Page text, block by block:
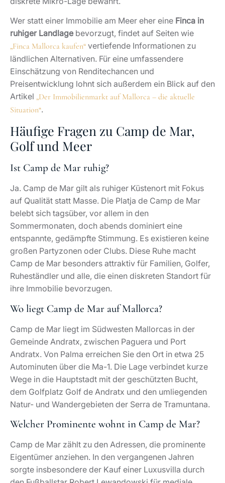
auf Qualität statt Masse. Die Platja de Camp de Mar
belebt sich tagsüber, vor allem in den
Sommermonaten, doch abends dominiert eine
entspannte, gedämpfte Stimmung. Es existieren keine
großen Partyzonen oder Clubs. Diese Ruhe macht
Camp de Mar besonders attraktiv für Familien, Golfer,
Ruheständler und alle, die einen diskreten Standort für
ihre Immobilie bevorzugen.
Wo liegt Camp de Mar auf Mallorca?
Camp de Mar liegt im Südwesten Mallorcas in der
Gemeinde Andratx, zwischen Paguera und Port
Autominuten über die Ma-1. Die Lage verbindet kurze
dem Golfplatz Golf de Andratx und den umliegenden
Natur- und Wandergebieten der Serra de Tramuntana.
Welcher Prominente wohnt in Camp de Mar?
Camp de Mar zählt zu den Adressen, die prominente
Eigentümer anziehen. In den vergangenen Jahren
sorgte insbesondere der Kauf einer Luxusvilla durch
den Fußballstar Robert Lewandowski für mediale
verschiedene Unternehmer, Künstler und Manager für
diskrete Atmosphäre. Der Artikel „Welche Promis leben
auf Mallorca?“ beleuchtet das Thema prominenter
Nachbarn ausführlicher.
Welche Aktivitäten bietet Camp de Mar?
In Camp de Mar genießen Sie eine Mischung aus
Badeurlaub, Golf und Natur. Viele Gäste verbringen
den Tag an der Platja de Camp de Mar, unternehmen
eine Runde auf dem Golf de Andratx und lassen den
Abend im Camp de Mar Beach Club oder in den
Restaurants an der Promenade ausklingen. Darüber